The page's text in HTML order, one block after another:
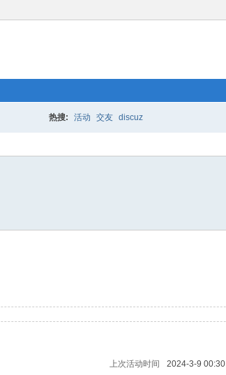
热搜: 活动 交友 discuz
上次活动时间 2024-3-9 00:30